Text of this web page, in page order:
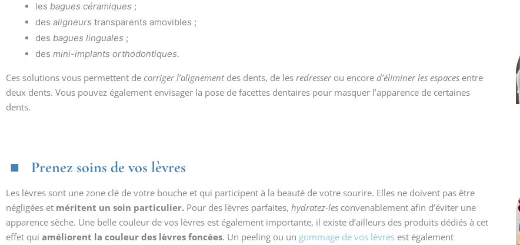
les bagues céramiques ;
des aligneurs transparents amovibles ;
des bagues linguales ;
des mini-implants orthodontiques.
Ces solutions vous permettent de corriger l’alignement des dents, de les redresser ou encore d’éliminer les espaces entre
deux dents. Vous pouvez également envisager la pose de facettes dentaires pour masquer l’apparence de certaines
dents.
Prenez soins de vos lèvres
Les lèvres sont une zone clé de votre bouche et qui participent à la beauté de votre sourire. Elles ne doivent pas être
négligées et méritent un soin particulier. Pour des lèvres parfaites, hydratez-les convenablement afin d’éviter une
apparence sèche. Une belle couleur de vos lèvres est également importante, il existe d’ailleurs des produits dédiés à cet
effet qui améliorent la couleur des lèvres foncées. Un peeling ou un gommage de vos lèvres est également